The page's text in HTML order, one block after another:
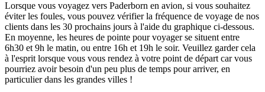
Lorsque vous voyagez vers Paderborn en avion, si vous souhaitez
éviter les foules, vous pouvez vérifier la fréquence de voyage de nos
clients dans les 30 prochains jours à l'aide du graphique ci-dessous.
En moyenne, les heures de pointe pour voyager se situent entre
6h30 et 9h le matin, ou entre 16h et 19h le soir. Veuillez garder cela
à l'esprit lorsque vous vous rendez à votre point de départ car vous
pourriez avoir besoin d'un peu plus de temps pour arriver, en
particulier dans les grandes villes !